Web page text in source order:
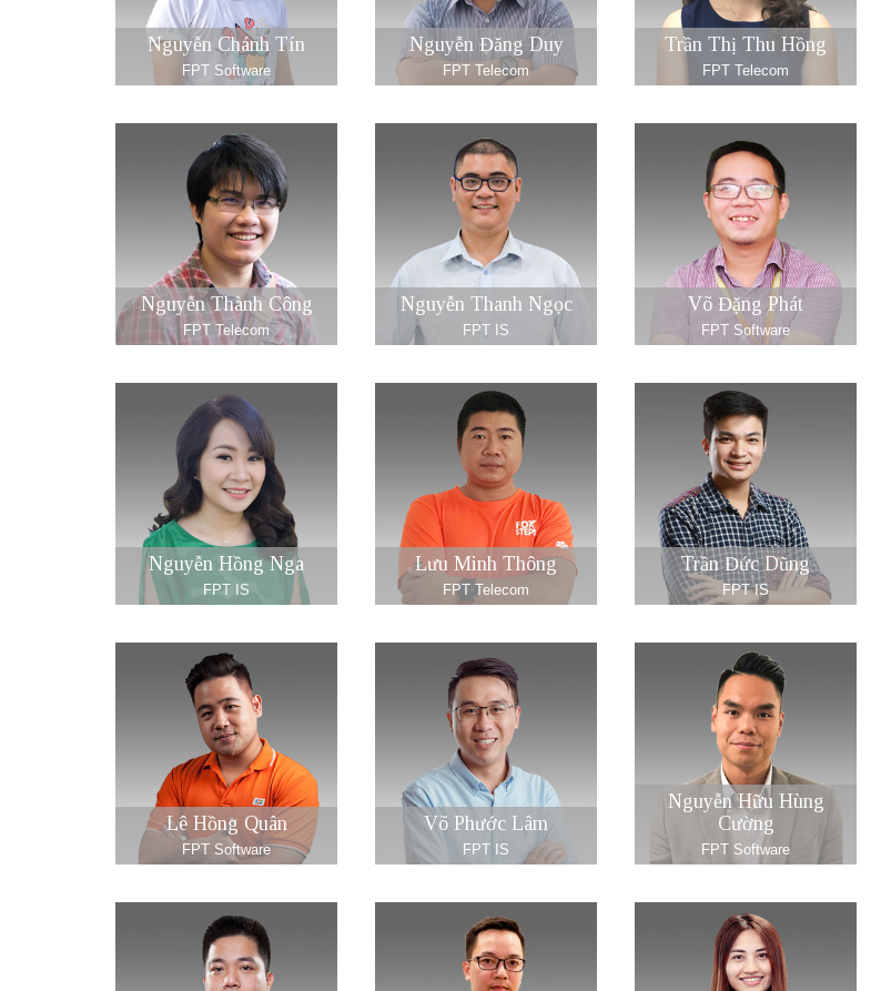
Nguyễn Chánh Tín
FPT Software
Nguyễn Đăng Duy
FPT Telecom
Trần Thị Thu Hồng
FPT Telecom
Nguyễn Thành Công
FPT Telecom
Nguyễn Thanh Ngọc
FPT IS
Võ Đặng Phát
FPT Software
Nguyễn Hồng Nga
FPT IS
Lưu Minh Thông
FPT Telecom
Trần Đức Dũng
FPT IS
Lê Hồng Quân
FPT Software
Võ Phước Lâm
FPT IS
Nguyễn Hữu Hùng
Cường
FPT Software